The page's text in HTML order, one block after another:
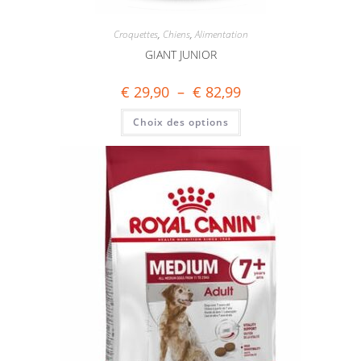
Croquettes, Chiens,Alimentation
GIANT JUNIOR
€ 29,90 – € 82,99
Choix des options